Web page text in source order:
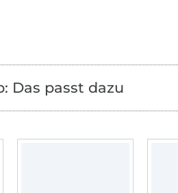
Das passt dazu